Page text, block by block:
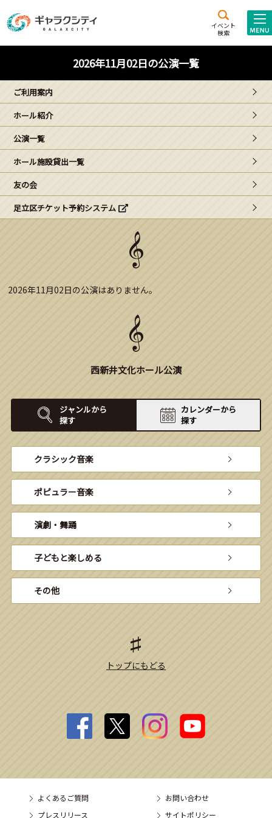
イベント
検索
施設案内
西新井
文化ホール
ギャラクシティとは
こどもみーてぃんぐ
Gがくえん
ブランドからのお知らせ
2026年11月02日の公演一覧
ご利用案内
ホール紹介
公演一覧
ホール施設貸出一覧
友の会
足立区チケット予約システム
2026年11月02日の公演はありません。
西新井文化ホール公演
ジャンルから
探す
カレンダーから
探す
クラシック音楽
ポピュラー音楽
演劇・舞踊
子どもと楽しめる
その他
トップにもどる
よくあるご質問
お問い合わせ
プレスリリース
サイトポリシー